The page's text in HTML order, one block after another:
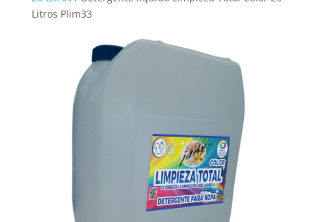
Litros Plim33